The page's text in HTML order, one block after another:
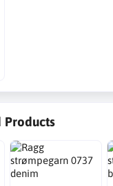
Products